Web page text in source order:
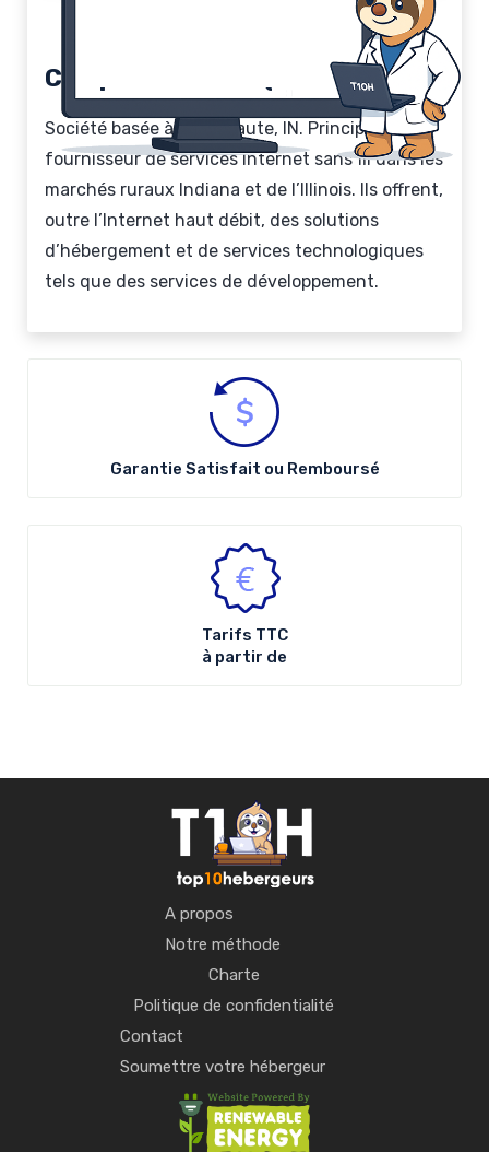
Comparatif Joink (2026)
Société basée à Terre Haute, IN. Principal
fournisseur de services Internet sans fil dans les
marchés ruraux Indiana et de l’Illinois. Ils offrent,
outre l’Internet haut débit, des solutions
d’hébergement et de services technologiques
tels que des services de développement.
Garantie Satisfait ou Remboursé
Tarifs TTC
à partir de
A propos
Notre méthode
Charte
Politique de confidentialité
Contact
Soumettre votre hébergeur